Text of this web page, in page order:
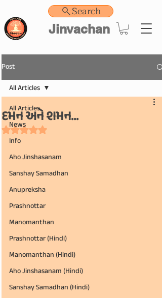
Jinvachan
Search
Post
All Articles
News
Info
Aho Jinshasanam
Sanshay Samadhan
Anupreksha
Prashnottar
Manomanthan
Prashnottar (Hindi)
Manomanthan (Hindi)
Aho Jinshasanam (Hindi)
Sanshay Samadhan (Hindi)
All Articles
દમન અને શમન...
Rated NaN out of 5 stars.